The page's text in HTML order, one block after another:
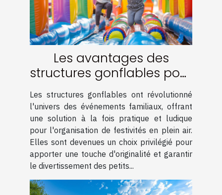
Les avantages des
structures gonflables pour
événements familiaux
Les structures gonflables ont révolutionné
l'univers des événements familiaux, offrant
une solution à la fois pratique et ludique
pour l'organisation de festivités en plein air.
Elles sont devenues un choix privilégié pour
apporter une touche d'originalité et garantir
le divertissement des petits...